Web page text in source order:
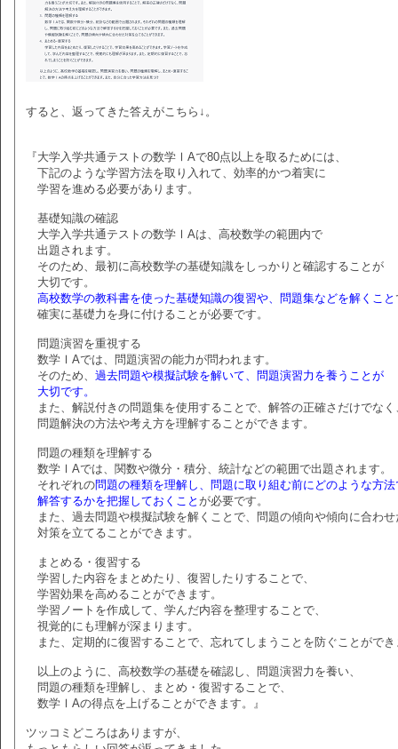
すると、返ってきた答えがこちら↓。
『大学入学共通テストの数学ⅠAで80点以上を取るためには、
下記のような学習方法を取り入れて、効率的かつ着実に
学習を進める必要があります。
基礎知識の確認
大学入学共通テストの数学ⅠAは、高校数学の範囲内で
出題されます。
そのため、最初に高校数学の基礎知識をしっかりと確認することが
大切です。
高校数学の教科書を使った基礎知識の復習や、問題集などを解くこと
確実に基礎力を身に付けることが必要です。
問題演習を重視する
数学ⅠAでは、問題演習の能力が問われます。
そのため、 過去問題や模擬試験を解いて、問題演習力を養うことが
大切です。
また、解説付きの問題集を使用することで、解答の正確さだけでなく
問題解決の方法や考え方を理解することができます。
問題の種類を理解する
数学ⅠAでは、関数や微分・積分、統計などの範囲で出題されます。
それぞれの問題の種類を理解し、問題に取り組む前にどのような方法
解答するかを把握しておくこと が必要です。
また、過去問題や模擬試験を解くことで、問題の傾向や傾向に合わせ
対策を立てることができます。
まとめる・復習する
学習した内容をまとめたり、復習したりすることで、
学習効果を高めることができます。
学習ノートを作成して、学んだ内容を整理することで、
視覚的にも理解が深まります。
また、定期的に復習することで、忘れてしまうことを防ぐことができ
以上のように、高校数学の基礎を確認し、問題演習力を養い、
問題の種類を理解し、まとめ・復習することで、
数学ⅠAの得点を上げることができます。』
ツッコミどころはありますが、